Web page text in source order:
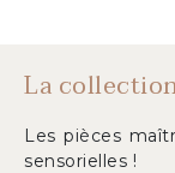
La
Les pièces
sensorielles !